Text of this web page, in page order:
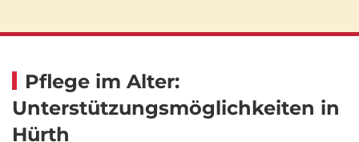
Pflege im Alter:
Unterstützungsmöglichkeiten in
Hürth